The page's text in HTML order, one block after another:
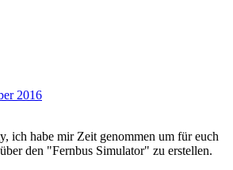
2016
ich habe mir Zeit genommen um für euch
den "Fernbus Simulator" zu erstellen.